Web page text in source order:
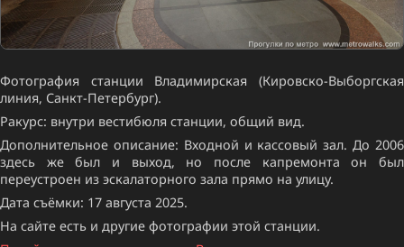
Фотография станции Владимирская (Кировско-Выборгская
линия, Санкт-Петербург).
Ракурс: внутри вестибюля станции, общий вид.
Дополнительное описание: Входной и кассовый зал. До 2006
здесь же был и выход, но после капремонта он был
переустроен из эскалаторного зала прямо на улицу.
Дата съёмки: 17 августа 2025.
На сайте есть и другие фотографии этой станции.